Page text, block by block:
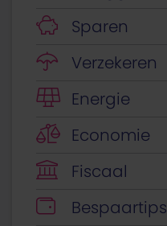
Sparen
Verzekeren
Energie
Economie
Fiscaal
Bespaartips